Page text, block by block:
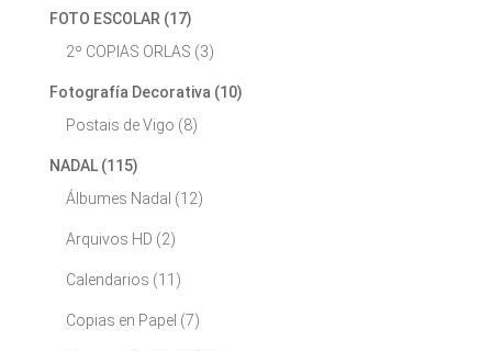
FOTO ESCOLAR (17)
2º COPIAS ORLAS (3)
Fotografía Decorativa (10)
Postais de Vigo (8)
NADAL (115)
Álbumes Nadal (12)
Arquivos HD (2)
Calendarios (11)
Copias en Papel (7)